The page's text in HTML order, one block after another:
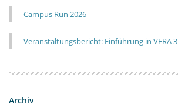
Campus Run 2026
Veranstaltungsbericht: Einführung in VERA 3
Archiv